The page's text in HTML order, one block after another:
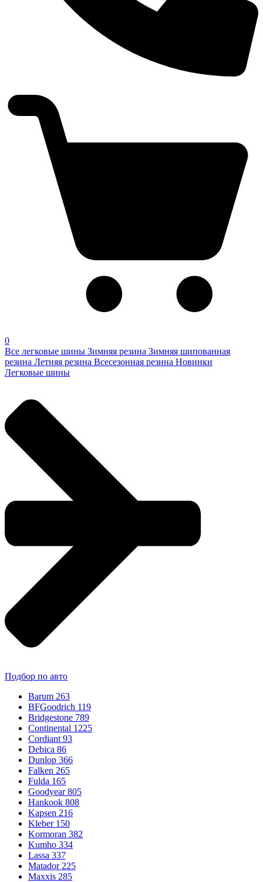
0
Все легковые шины Зимняя резина Зимняя шипованная
резина Летняя резина Всесезонная резина Новинки
Легковые шины
Подбор по авто
Barum 263
BFGoodrich 119
Bridgestone 789
Continental 1225
Cordiant 93
Debica 86
Dunlop 366
Falken 265
Fulda 165
Goodyear 805
Hankook 808
Kapsen 216
Kleber 150
Kormoran 382
Kumho 334
Lassa 337
Matador 225
Maxxis 285